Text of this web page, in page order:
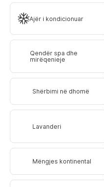
Ajër i kondicionuar
Qendër spa dhe
mirëqenieje
Shërbimi në dhomë
Lavanderi
Mëngjes kontinental